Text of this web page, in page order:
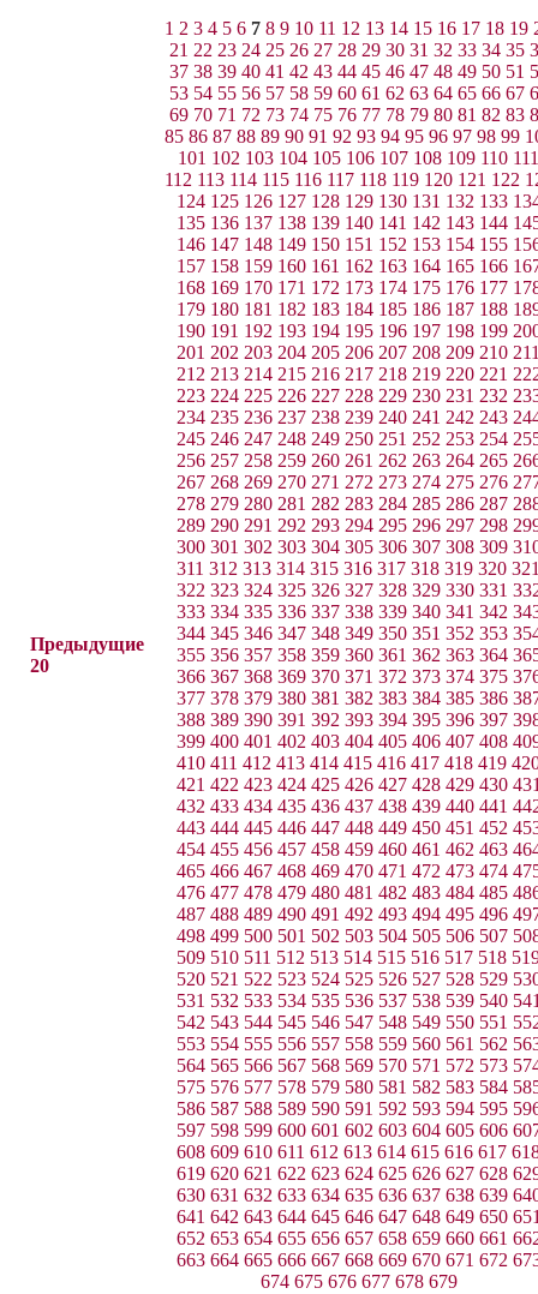
Предыдущие
20
1 2 3 4 5 6 7 8 9 10 11 12 13 14 15 16 17 18 19
21 22 23 24 25 26 27 28 29 30 31 32 33 34 35
37 38 39 40 41 42 43 44 45 46 47 48 49 50 51
53 54 55 56 57 58 59 60 61 62 63 64 65 66 67
69 70 71 72 73 74 75 76 77 78 79 80 81 82 83
85 86 87 88 89 90 91 92 93 94 95 96 97 98 99
101 102 103 104 105 106 107 108 109 110 111
112 113 114 115 116 117 118 119 120 121 122
124 125 126 127 128 129 130 131 132 133
135 136 137 138 139 140 141 142 143 144
146 147 148 149 150 151 152 153 154 155
157 158 159 160 161 162 163 164 165 166
168 169 170 171 172 173 174 175 176 177
179 180 181 182 183 184 185 186 187 188
190 191 192 193 194 195 196 197 198 199
201 202 203 204 205 206 207 208 209 210
212 213 214 215 216 217 218 219 220 221
223 224 225 226 227 228 229 230 231 232
234 235 236 237 238 239 240 241 242 243
245 246 247 248 249 250 251 252 253 254
256 257 258 259 260 261 262 263 264 265
267 268 269 270 271 272 273 274 275 276
278 279 280 281 282 283 284 285 286 287
289 290 291 292 293 294 295 296 297 298
300 301 302 303 304 305 306 307 308 309
311 312 313 314 315 316 317 318 319 320
322 323 324 325 326 327 328 329 330 331
333 334 335 336 337 338 339 340 341 342
344 345 346 347 348 349 350 351 352 353
355 356 357 358 359 360 361 362 363 364
366 367 368 369 370 371 372 373 374 375
377 378 379 380 381 382 383 384 385 386
388 389 390 391 392 393 394 395 396 397
399 400 401 402 403 404 405 406 407 408
410 411 412 413 414 415 416 417 418 419
421 422 423 424 425 426 427 428 429 430
432 433 434 435 436 437 438 439 440 441
443 444 445 446 447 448 449 450 451 452
454 455 456 457 458 459 460 461 462 463
465 466 467 468 469 470 471 472 473 474
476 477 478 479 480 481 482 483 484 485
487 488 489 490 491 492 493 494 495 496
498 499 500 501 502 503 504 505 506 507
509 510 511 512 513 514 515 516 517 518
520 521 522 523 524 525 526 527 528 529
531 532 533 534 535 536 537 538 539 540
542 543 544 545 546 547 548 549 550 551
553 554 555 556 557 558 559 560 561 562
564 565 566 567 568 569 570 571 572 573
575 576 577 578 579 580 581 582 583 584
586 587 588 589 590 591 592 593 594 595
597 598 599 600 601 602 603 604 605 606
608 609 610 611 612 613 614 615 616 617
619 620 621 622 623 624 625 626 627 628
630 631 632 633 634 635 636 637 638 639
641 642 643 644 645 646 647 648 649 650
652 653 654 655 656 657 658 659 660 661
663 664 665 666 667 668 669 670 671 672
674 675 676 677 678 679